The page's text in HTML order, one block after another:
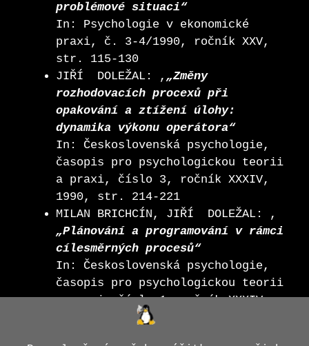
problémové situaci“
In: Psychologie v ekonomické
praxi, č. 3-4/1990, ročník XXV,
str. 115-130
JIŘÍ DOLEŽAL: , „Změny
rozhodovacích procexů při
opakování a ztížení úlohy:
dynamika výkonu operátora“
In: Československá psychologie,
časopis pro psychologickou teorii
a praxi, číslo 3, ročník XXXIV,
1990, str. 214-221
MILAN BRICHCÍN, JIŘÍ DOLEŽAL: ,
„Plánování a programování v rámci
cílesměrných procesů“
In: Československá psychologie,
časopis pro psychologickou teorii
a praxi, číslo 1, ročník XXXIV,
1990, str. 1-22